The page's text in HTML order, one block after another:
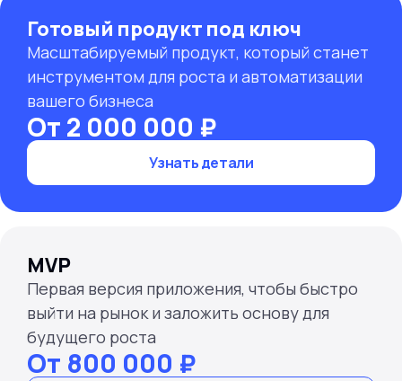
Готовый продукт под ключ
Масштабируемый продукт, который станет
инструментом для роста и автоматизации
вашего бизнеса
От 2 000 000 ₽
Узнать детали
MVP
Первая версия приложения, чтобы быстро
выйти на рынок и заложить основу для
будущего роста
От 800 000 ₽